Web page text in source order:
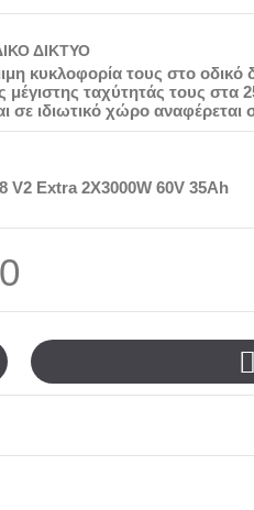
ΔΙΚΤΥΟ
κυκλοφορία τους στο
μέγιστης ταχύτητάς τους στα
σε ιδιωτικό χώρο αναφέρεται
V2 Extra 2X3000W 60V 35Ah